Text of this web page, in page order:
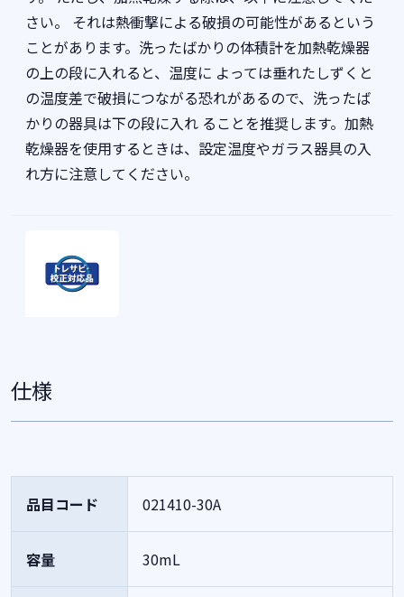
さい。 それは熱衝撃による破損の可能性があるという
ことがあります。洗ったばかりの体積計を加熱乾燥器
の上の段に入れると、温度に よっては垂れたしずくと
の温度差で破損につながる恐れがあるので、洗ったば
かりの器具は下の段に入れ ることを推奨します。加熱
乾燥器を使用するときは、設定温度やガラス器具の入
れ方に注意してください。
仕様
品目コード 021410-30A
容量 30mL